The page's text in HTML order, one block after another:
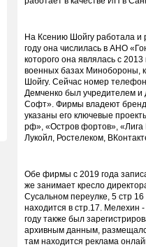
На Ксению Шойгу работала и
году она числилась в АНО
которого она являлась с
военных базах Минобороны,
Шойгу. Сейчас номер
Демченко был учредителем и
Софт». Фирмы владеют
указаны его ключевые
рф», «Остров фортов»,
Лукойл, Ростелеком,
Обе фирмы с 2019 года
же занимает кресло
Сусальном переулке, 5 стр
находится в стр.17. Мелехин
году также был
архивным данным,
там находится реклама